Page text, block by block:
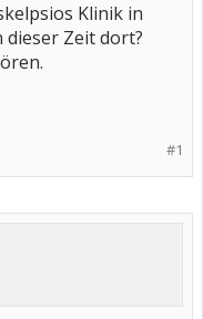
Klinik in
dieser Zeit dort?
#1